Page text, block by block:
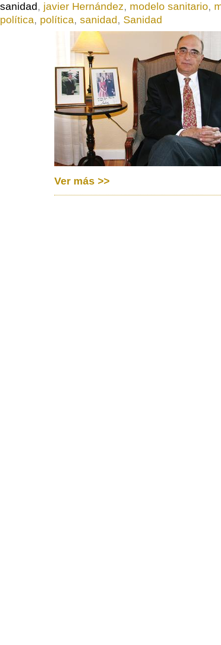
sanidad, javier Hernández, modelo sanitario,
política, política, sanidad, Sanidad
Ver más >>